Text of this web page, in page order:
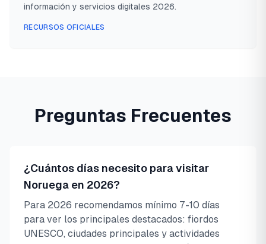
información y servicios digitales 2026.
RECURSOS OFICIALES
Preguntas Frecuentes
¿Cuántos días necesito para visitar
Noruega en 2026?
Para 2026 recomendamos mínimo 7-10 días
para ver los principales destacados: fiordos
UNESCO, ciudades principales y actividades